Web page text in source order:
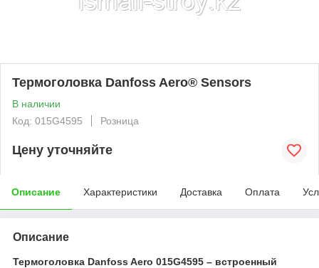
Термоголовка Danfoss Aero® Sensors
В наличии
Код: 015G4595
Розница
Цену уточняйте
Описание Характеристики Доставка Оплата
Описание
Термоголовка Danfoss Aero 015G4595 – встроенный